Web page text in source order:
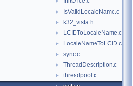
► IsValidLocaleName.c
► k32_vista.h
► LCIDToLocaleName.c
► LocaleNameToLCID.c
► sync.c
► ThreadDescription.c
► threadpool.c